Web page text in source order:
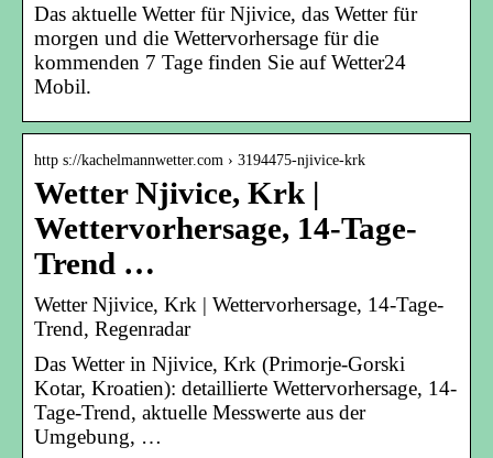
Das aktuelle Wetter für Njivice, das Wetter für
morgen und die Wettervorhersage für die
kommenden 7 Tage finden Sie auf Wetter24
Mobil.
http s://kachelmannwetter.com › 3194475-njivice-krk
Wetter Njivice, Krk |
Wettervorhersage, 14-Tage-
Trend …
Wetter Njivice, Krk | Wettervorhersage, 14-Tage-
Trend, Regenradar
Das Wetter in Njivice, Krk (Primorje-Gorski
Kotar, Kroatien): detaillierte Wettervorhersage, 14-
Tage-Trend, aktuelle Messwerte aus der
Umgebung, …